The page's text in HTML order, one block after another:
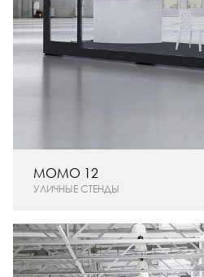
УЛИЧНЫЕ СТЕНДЫ
MOMO 12